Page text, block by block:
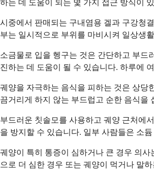
하는 데 도움이 되는 몇 가지 접근 방식이
시중에서 판매되는 구내염용 겔과 구강청
부는 일시적으로 부위를 마비시켜 일상생
소금물로 입을 헹구는 것은 간단하고 부드
진하는 데 도움이 될 수 있습니다. 하루에
궤양을 자극하는 음식을 피하는 것은 상당
끔거리게 하지 않는 부드럽고 순한 음식을
부드러운 칫솔모를 사용하고 궤양 근처에
을 방지할 수 있습니다. 일부 사람들은 소
궤양이 특히 통증이 심하거나 큰 경우 의
으로 더 심한 경우 또는 궤양이 먹거나 말